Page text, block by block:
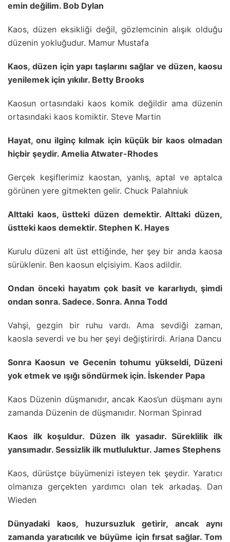
emin değilim. Bob Dylan
Kaos, düzen eksikliği değil, gözlemcinin alışık olduğu
düzenin yokluğudur. Mamur Mustafa
Kaos, düzen için yapı taşlarını sağlar ve düzen, kaosu
yenilemek için yıkılır. Betty Brooks
Kaosun ortasındaki kaos komik değildir ama düzenin
ortasındaki kaos komiktir. Steve Martin
Hayat, onu ilginç kılmak için küçük bir kaos olmadan
hiçbir şeydir. Amelia Atwater-Rhodes
Gerçek keşiflerimiz kaostan, yanlış, aptal ve aptalca
görünen yere gitmekten gelir. Chuck Palahniuk
Alttaki kaos, üstteki düzen demektir. Alttaki düzen,
üstteki kaos demektir. Stephen K. Hayes
Kurulu düzeni alt üst ettiğinde, her şey bir anda kaosa
sürüklenir. Ben kaosun elçisiyim. Kaos adildir.
Ondan önceki hayatım çok basit ve kararlıydı, şimdi
ondan sonra. Sadece. Sonra. Anna Todd
Vahşi, gezgin bir ruhu vardı. Ama sevdiği zaman,
kaosla severdi ve bu her şeyi değiştirirdi. Ariana Dancu
Sonra Kaosun ve Gecenin tohumu yükseldi, Düzeni
yok etmek ve ışığı söndürmek için. İskender Papa
Kaos Düzenin düşmanıdır, ancak Kaos’un düşmanı aynı
zamanda Düzenin de düşmanıdır. Norman Spinrad
Kaos ilk koşuldur. Düzen ilk yasadır. Süreklilik ilk
yansımadır. Sessizlik ilk mutluluktur. James Stephens
Kaos, dürüstçe büyümenizi isteyen tek şeydir. Yaratıcı
olmanıza gerçekten yardımcı olan tek arkadaş. Dan
Wieden
Dünyadaki kaos, huzursuzluk getirir, ancak aynı
zamanda yaratıcılık ve büyüme için fırsat sağlar. Tom